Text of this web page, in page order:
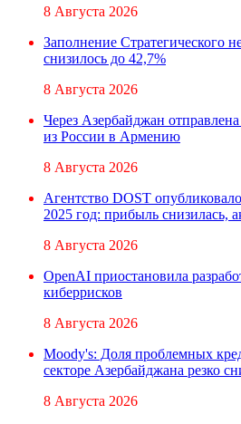
8 Августа 2026
Заполнение Стратегического
снизилось до 42,7%
8 Августа 2026
Через Азербайджан
из России в Армению
8 Августа 2026
Агентство DOST
2025 год: прибыль снизилась,
8 Августа 2026
OpenAI приостановила
киберрисков
8 Августа 2026
Moody's: Доля проблемных
секторе Азербайджана резко
8 Августа 2026